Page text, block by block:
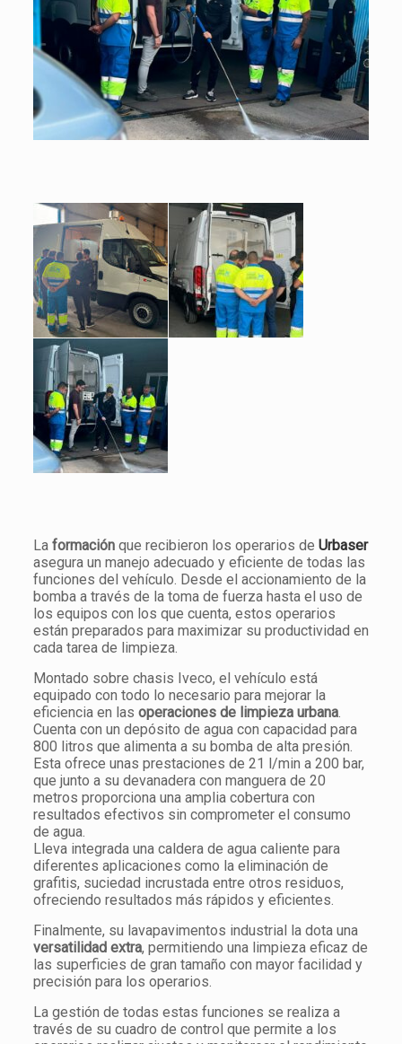
La formaciónque recibieron los operarios de Urbaser
asegura un manejo adecuado y eficiente de todas las
funciones del vehículo. Desde el accionamiento de la
bomba a través de la toma de fuerza hasta el uso de
los equipos con los que cuenta, estos operarios
están preparados para maximizar su productividad en
cada tarea de limpieza.
Montado sobre chasis Iveco, el vehículo está
equipado con todo lo necesario para mejorar la
eficiencia en las operaciones de limpieza urbana.
Cuenta con un depósito de agua con capacidad para
800 litros que alimenta a su bomba de alta presión.
Esta ofrece unas prestaciones de 21 l/min a 200 bar,
que junto a su devanadera con manguera de 20
metros proporciona una amplia cobertura con
resultados efectivos sin comprometer el consumo
de agua.
Lleva integrada una caldera de agua caliente para
diferentes aplicaciones como la eliminación de
grafitis, suciedad incrustada entre otros residuos,
ofreciendo resultados más rápidos y eficientes.
Finalmente, su lavapavimentos industrial la dota una
versatilidad extra, permitiendo una limpieza eficaz de
las superficies de gran tamaño con mayor facilidad y
precisión para los operarios.
La gestión de todas estas funciones se realiza a
través de su cuadro de control que permite a los